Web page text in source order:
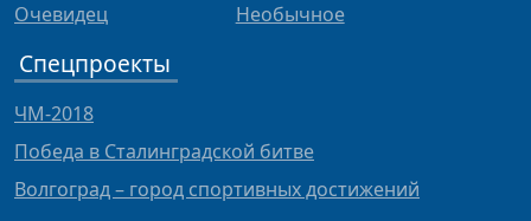
Очевидец
Необычное
Спецпроекты
ЧМ-2018
Победа в Сталинградской битве
Волгоград – город спортивных достижений